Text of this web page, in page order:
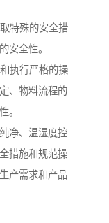
特殊的安全措
安全性。
执行严格的操
、物料流程的
。
净、温湿度控
措施和规范操
产需求和产品